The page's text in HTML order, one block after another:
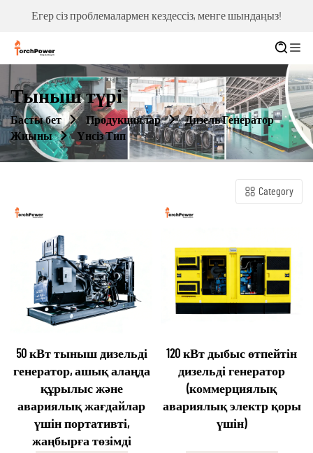
Егер сіз проблемалармен кездессіз, менге шындаңыз!
Тыныш түрі
Басты бет Продукциялар
Дизель Генератор
Жиыны
Үнсіз Тип
Category
50 кВт тыныш дизельді
генератор, ашық алаңда
құрылыс және
авариялық жағдайлар
үшін портативті,
жаңбырға төзімді
120 кВт дыбыс өтпейтін
дизельді генератор
(коммерциялық
авариялық электр қоры
үшін)